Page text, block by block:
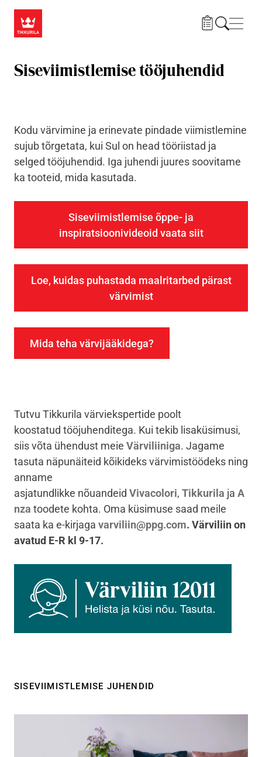
Siseviimistlemise tööjuhendid
Kodu värvimine ja erinevate pindade viimistlemine
sujub tõrgetata, kui Sul on head tööriistad ja
selged tööjuhendid. Iga juhendi juures soovitame
ka tooteid, mida kasutada.
Siseviimistlemise õppe- ja
inspiratsioonivideoid vaata siit
Loe, kuidas puhastada maalritarbed pärast
värvimist
Mida teha värvijääkidega?
Tutvu Tikkurila värviekspertide poolt
koostatud tööjuhenditega. Kui tekib lisaküsimusi,
siis võta ühendust meie Värviliiniga. Jagame
tasuta näpunäiteid kõikideks värvimistöödeks ning
anname
asjatundlikke nõuandeid Vivacolori, Tikkurila ja A
nza toodete kohta. Oma küsimuse saad meile
saata ka e-kirjaga varviliin@ppg.com. Värviliin on
avatud E-R kl 9-17.
SISEVIIMISTLEMISE JUHENDID